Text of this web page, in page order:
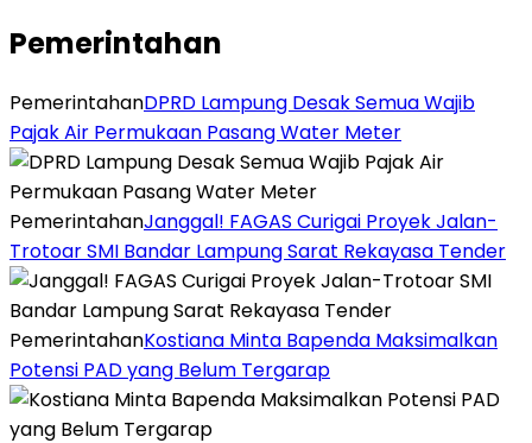
Pemerintahan
PemerintahanDPRD Lampung Desak Semua Wajib
Pajak Air Permukaan Pasang Water Meter
PemerintahanJanggal! FAGAS Curigai Proyek Jalan-
Trotoar SMI Bandar Lampung Sarat Rekayasa Tender
PemerintahanKostiana Minta Bapenda Maksimalkan
Potensi PAD yang Belum Tergarap